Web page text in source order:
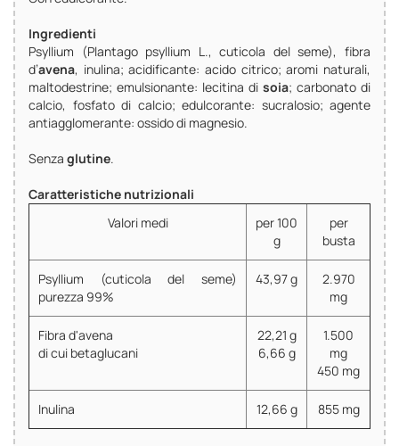
Ingredienti
Psyllium (Plantago psyllium L., cuticola del seme), fibra
d’avena, inulina; acidificante: acido citrico; aromi naturali,
maltodestrine; emulsionante: lecitina di soia; carbonato di
calcio, fosfato di calcio; edulcorante: sucralosio; agente
antiagglomerante: ossido di magnesio.
Senza glutine.
Caratteristiche nutrizionali
Valori medi
per 100
g
per
busta
Psyllium (cuticola del seme)
purezza 99%
43,97 g
2.970
mg
Fibra d'avena
di cui betaglucani
22,21 g
6,66 g
1.500
mg
450 mg
Inulina 12,66 g 855 mg